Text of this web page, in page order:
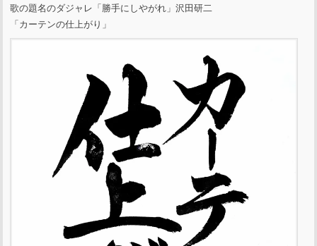
歌の題名のダジャレ「勝手にしやがれ」沢田研二
「カーテンの仕上がり」